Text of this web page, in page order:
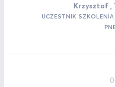
Krzysztof ,
UCZESTNIK